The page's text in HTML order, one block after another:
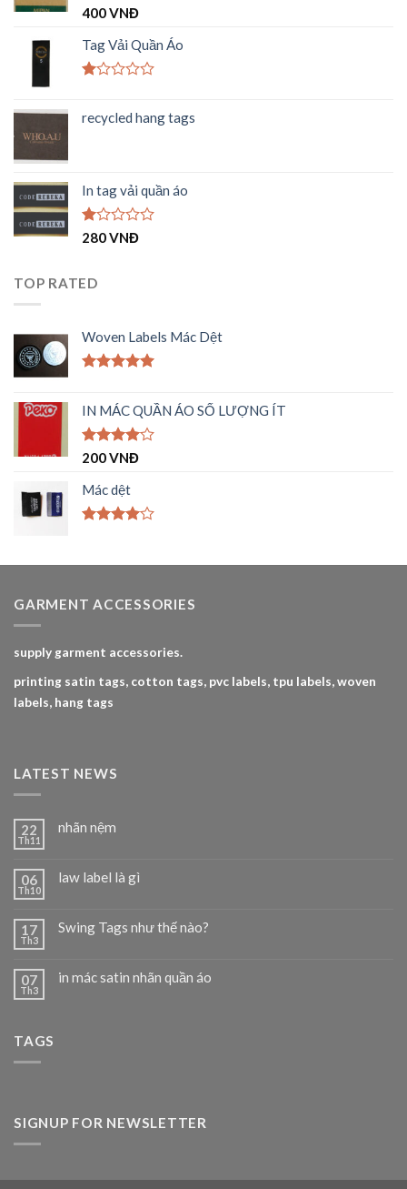
Được
hạng
1.00
5
400VNĐ
Tag Vải Quần Áo
hạng
recycled hang tags
In tag vải quần áo
Được
1.00
280VNĐ
TOP RATED
Woven Labels Mác Dệt
5 sao
IN MÁC QUẦN ÁO SỐ LƯỢNG ÍT
Được
4.005
sao
200VNĐ
Mác dệt
4.005
GARMENT ACCESSORIES
supply garment accessories.
printing satin tags, cotton tags, pvc labels, tpu labels, woven
labels, hang tags
LATEST NEWS
22
Th11
nhãn nệm
06
Th10
law label là gì
17
Th3
Swing Tags như thế nào?
07
Th3
in mác satin nhãn quần áo
TAGS
SIGNUP FOR NEWSLETTER